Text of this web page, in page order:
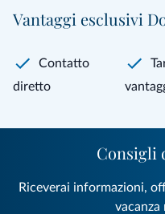
Vantaggi esclusivi
Contatto
diretto
Consigli
Riceverai informazioni,
vacanza